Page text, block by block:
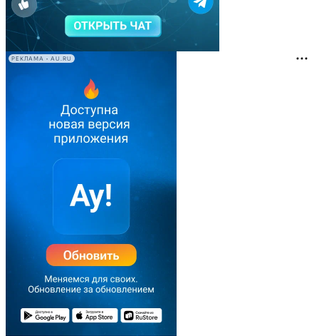
РЕКЛАМА • AU.RU